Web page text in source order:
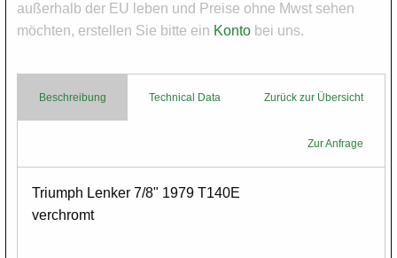
außerhalb der EU leben und Preise ohne Mwst sehen
möchten, erstellen Sie bitte ein Konto bei uns.
Beschreibung Technical Data Zurück zur Übersicht
Zur Anfrage
Body
Triumph Lenker 7/8" 1979 T140E
verchromt